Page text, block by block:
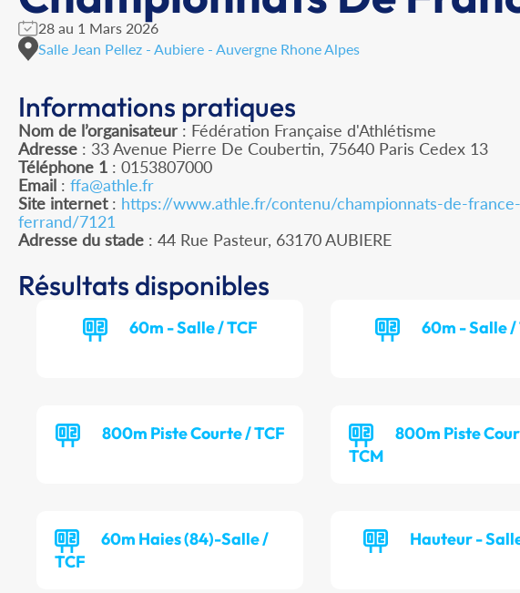
28 au 1 Mars 2026
Salle Jean Pellez - Aubiere - Auvergne Rhone Alpes
Informations pratiques
Nom de l’organisateur : Fédération Française d'Athlétisme
Adresse : 33 Avenue Pierre De Coubertin, 75640 Paris Cedex 13
Téléphone 1 : 0153807000
Email : ffa@athle.fr
Site internet: https://www.athle.fr/contenu/championnats-de-
ferrand/7121
Adresse du stade : 44 Rue Pasteur, 63170 AUBIERE
Résultats disponibles
60m - Salle / TCF 60m - Salle /
800m Piste Courte / TCF
800m Piste
TCM
60m Haies (84)-Salle /
TCF
Hauteur -